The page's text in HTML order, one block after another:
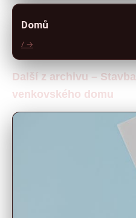
Domů
/ →
Další z archivu –
venkovského domu